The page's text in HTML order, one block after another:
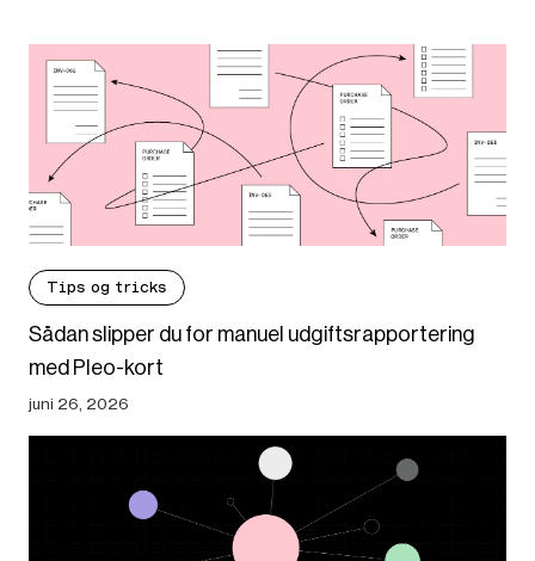
Tips og tricks
Sådan slipper du for manuel udgiftsrapportering
med Pleo-kort
juni 26, 2026